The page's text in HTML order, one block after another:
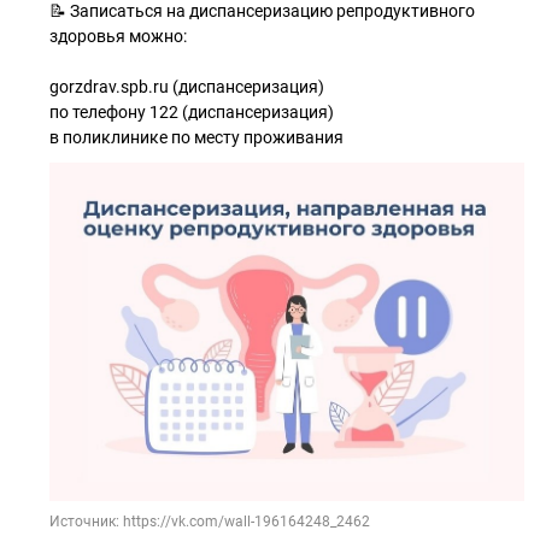
📝 Записаться на диспансеризацию репродуктивного
здоровья можно:
gorzdrav.spb.ru (диспансеризация)
по телефону 122 (диспансеризация)
в поликлинике по месту проживания
Источник: https://vk.com/wall-196164248_2462